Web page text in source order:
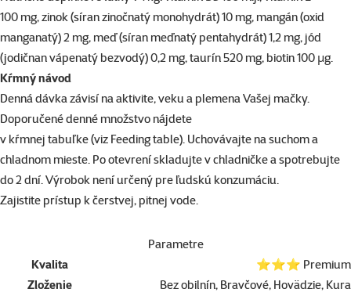
100 mg, zinok (síran zinočnatý monohydrát) 10 mg, mangán (oxid
manganatý) 2 mg, meď (síran meďnatý pentahydrát) 1,2 mg, jód
(jodičnan vápenatý bezvodý) 0,2 mg, taurín 520 mg, biotin 100 μg.
Kŕmný návod
Denná dávka závisí na aktivite, veku a plemena Vašej mačky.
Doporučené denné množstvo nájdete
v kŕmnej tabuľke (viz Feeding table). Uchovávajte na suchom a
chladnom mieste. Po otevrení skladujte v chladničke a spotrebujte
do 2 dní. Výrobok není určený pre ľudskú konzumáciu.
Zajistite prístup k čerstvej, pitnej vode.
Parametre
Kvalita
⭐⭐⭐ Premium
Zloženie
Bez obilnín, Bravčové, Hovädzie, Kura